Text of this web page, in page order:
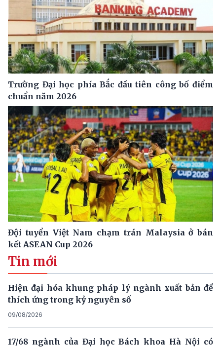
Trường Đại học phía Bắc đầu tiên công bố điểm
chuẩn năm 2026
Đội tuyển Việt Nam chạm trán Malaysia ở bán
kết ASEAN Cup 2026
Tin mới
Hiện đại hóa khung pháp lý ngành xuất bản để
thích ứng trong kỷ nguyên số
09/08/2026
17/68 ngành của Đại học Bách khoa Hà Nội có